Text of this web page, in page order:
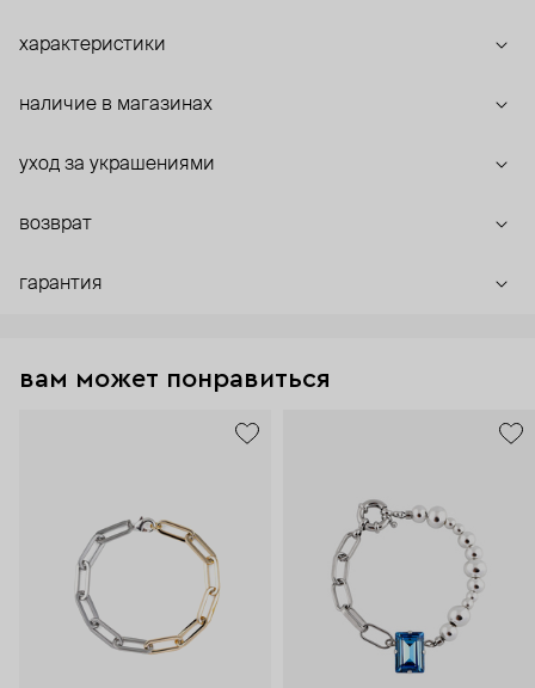
характеристики
наличие в магазинах
уход за украшениями
возврат
гарантия
вам может понравиться